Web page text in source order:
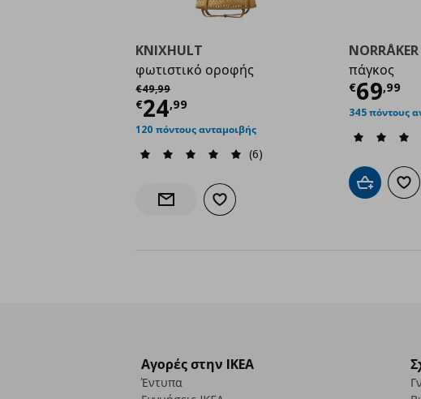
KNIXHULT
φωτιστικό οροφής
€49,99
Αρχική τιμή
€24,99
Τρέχουσα τιμή € 24,99
120 πόντους ανταμοιβής
(6)
Ενημέρωση διαθεσιμότητας
Προσθήκη στα αγαπημένα
NORRÅKER
πάγκος
€69,99
345 πόντους
Προσθήκη
Αγορές στην IKEA
Έντυπα